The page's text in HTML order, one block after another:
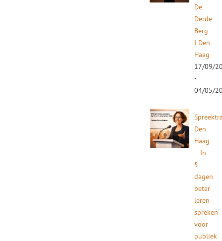
De
Derde
Berg
I Den
Haag
17/09/
-
04/05/
Den
Haag
– In
5
dagen
beter
leren
spreken
voor
publiek